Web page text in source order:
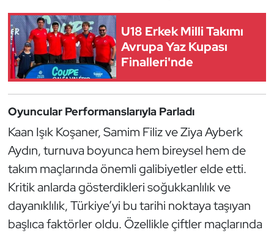
U18 Erkek Milli Takımı
Avrupa Yaz Kupası
Finalleri'nde
Oyuncular Performanslarıyla Parladı
Kaan Işık Koşaner, Samim Filiz ve Ziya Ayberk
Aydın, turnuva boyunca hem bireysel hem de
takım maçlarında önemli galibiyetler elde etti.
Kritik anlarda gösterdikleri soğukkanlılık ve
dayanıklılık, Türkiye’yi bu tarihi noktaya taşıyan
başlıca faktörler oldu. Özellikle çiftler maçlarında
Kick Boks
Kürek
Modern Pentatlon
Motor Sporları
Muay Thai
Okçuluk